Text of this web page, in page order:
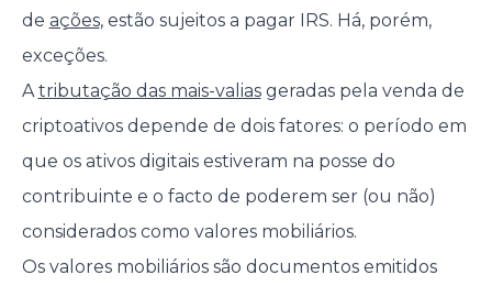
de ações, estão sujeitos a pagar IRS. Há, porém,
exceções.
Atributação das mais-valiasgeradas pela venda de
criptoativos depende de dois fatores: o período em
que os ativos digitais estiveram na posse do
contribuinte e o facto de poderem ser (ou não)
considerados como valores mobiliários.
Os valores mobiliários são documentos emitidos